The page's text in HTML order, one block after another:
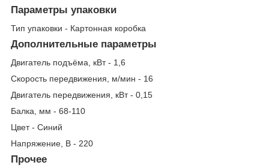
Параметры упаковки
Тип упаковки - Картонная коробка
Дополнительные параметры
Двигатель подъёма, кВт - 1,6
Скорость передвижения, м/мин - 16
Двигатель передвижения, кВт - 0,15
Балка, мм - 68-110
Цвет - Синий
Напряжение, В - 220
Прочее